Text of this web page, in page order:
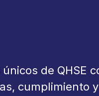
de QHSE
cumplimiento